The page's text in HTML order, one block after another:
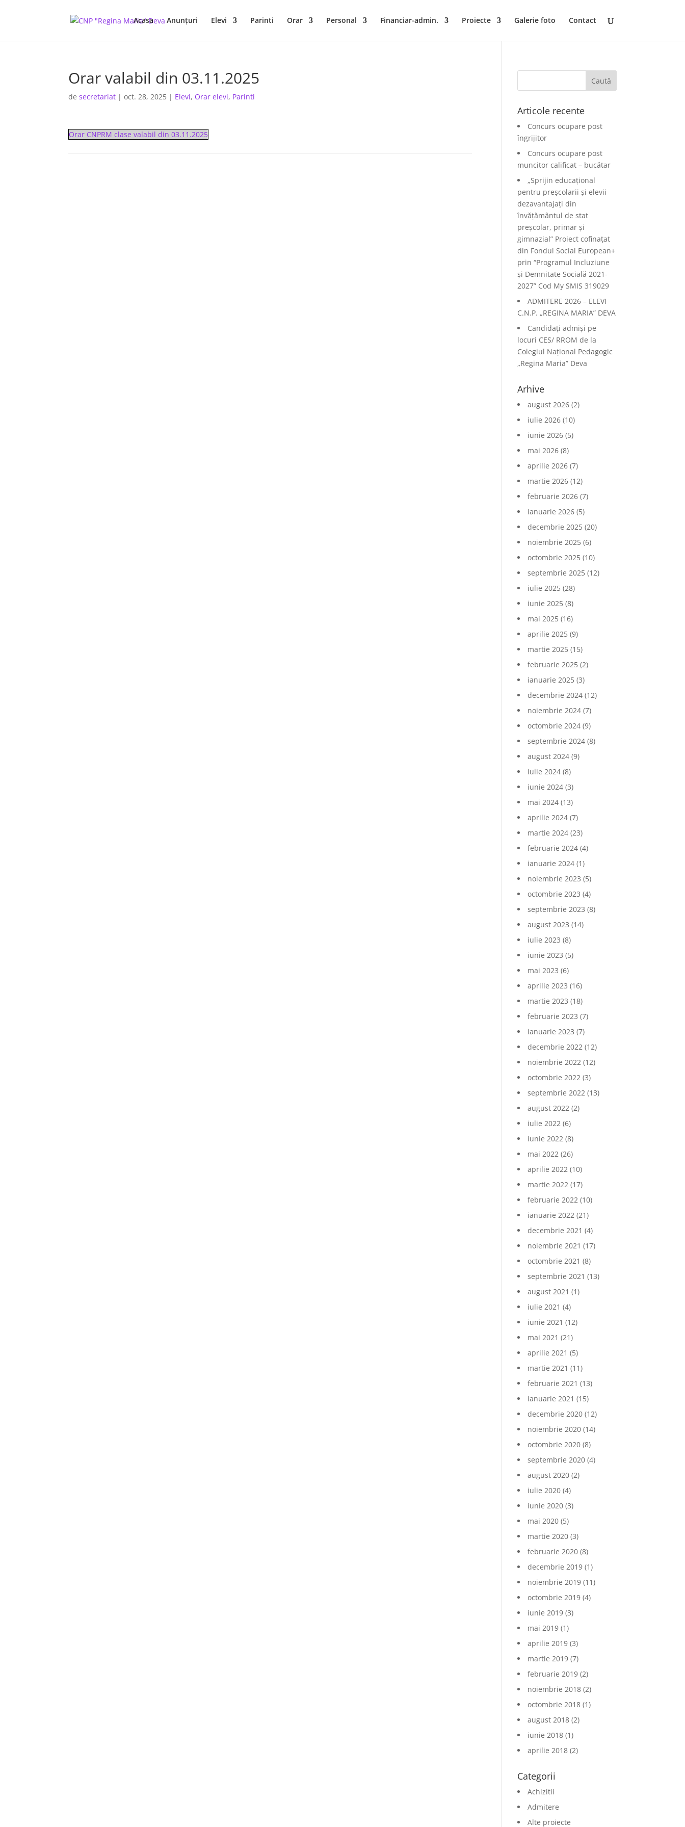
Acasa Anunţuri Elevi Parinti Orar Personal Financiar-admin. Proiecte Galerie foto Contact
Orar valabil din 03.11.2025
desecretariat |oct. 28, 2025 | Elevi, Orar elevi, Parinti
Orar CNPRM clase valabil din 03.11.2025
Articole recente
Concurs ocupare post
îngrijitor
Concurs ocupare post
muncitor calificat – bucătar
„Sprijin educațional
pentru preșcolarii și elevii
dezavantajați din
învățământul de stat
preșcolar, primar și
gimnazial” Proiect cofinațat
din Fondul Social European+
prin “Programul Incluziune
și Demnitate Socială 2021-
2027” Cod My SMIS 319029
ADMITERE 2026 – ELEVI
C.N.P. „REGINA MARIA” DEVA
Candidați admiși pe
locuri CES/ RROM de la
Colegiul Național Pedagogic
„Regina Maria” Deva
Arhive
august 2026 (2)
iulie 2026 (10)
iunie 2026 (5)
mai 2026 (8)
aprilie 2026 (7)
martie 2026 (12)
februarie 2026 (7)
ianuarie 2026 (5)
decembrie 2025 (20)
noiembrie 2025 (6)
octombrie 2025 (10)
septembrie 2025 (12)
iulie 2025 (28)
iunie 2025 (8)
mai 2025 (16)
aprilie 2025 (9)
martie 2025 (15)
februarie 2025 (2)
ianuarie 2025 (3)
decembrie 2024 (12)
noiembrie 2024 (7)
octombrie 2024 (9)
septembrie 2024 (8)
august 2024 (9)
iulie 2024 (8)
iunie 2024 (3)
mai 2024 (13)
aprilie 2024 (7)
martie 2024 (23)
februarie 2024 (4)
ianuarie 2024 (1)
noiembrie 2023 (5)
octombrie 2023 (4)
septembrie 2023 (8)
august 2023 (14)
iulie 2023 (8)
iunie 2023 (5)
mai 2023 (6)
aprilie 2023 (16)
martie 2023 (18)
februarie 2023 (7)
ianuarie 2023 (7)
decembrie 2022 (12)
noiembrie 2022 (12)
octombrie 2022 (3)
septembrie 2022 (13)
august 2022 (2)
iulie 2022 (6)
iunie 2022 (8)
mai 2022 (26)
aprilie 2022 (10)
martie 2022 (17)
februarie 2022 (10)
ianuarie 2022 (21)
decembrie 2021 (4)
noiembrie 2021 (17)
octombrie 2021 (8)
septembrie 2021 (13)
august 2021 (1)
iulie 2021 (4)
iunie 2021 (12)
mai 2021 (21)
aprilie 2021 (5)
martie 2021 (11)
februarie 2021 (13)
ianuarie 2021 (15)
decembrie 2020 (12)
noiembrie 2020 (14)
octombrie 2020 (8)
septembrie 2020 (4)
august 2020 (2)
iulie 2020 (4)
iunie 2020 (3)
mai 2020 (5)
martie 2020 (3)
februarie 2020 (8)
decembrie 2019 (1)
noiembrie 2019 (11)
octombrie 2019 (4)
iunie 2019 (3)
mai 2019 (1)
aprilie 2019 (3)
martie 2019 (7)
februarie 2019 (2)
noiembrie 2018 (2)
octombrie 2018 (1)
august 2018 (2)
iunie 2018 (1)
aprilie 2018 (2)
Categorii
Achizitii
Admitere
Alte proiecte